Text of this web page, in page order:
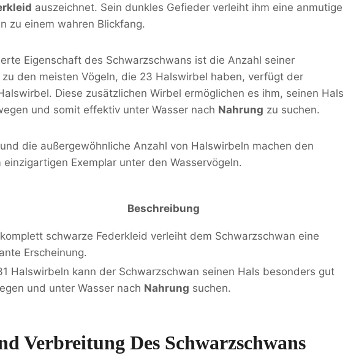
auszeichnet. Sein dunkles Gefieder verleiht ihm eine anmutige
zu einem wahren Blickfang.
Eigenschaft des Schwarzschwans ist die Anzahl seiner
den meisten Vögeln, die 23 Halswirbel haben, verfügt der
Diese zusätzlichen Wirbel ermöglichen es ihm, seinen Hals
und somit effektiv unter Wasser nach Nahrung zu suchen.
die außergewöhnliche Anzahl von Halswirbeln machen den
Exemplar unter den Wasservögeln.
Beschreibung
schwarze Federkleid verleiht dem Schwarzschwan eine
Erscheinung.
Halswirbeln kann der Schwarzschwan seinen Hals besonders gut
und unter Wasser nach Nahrung suchen.
Verbreitung Des Schwarzschwans